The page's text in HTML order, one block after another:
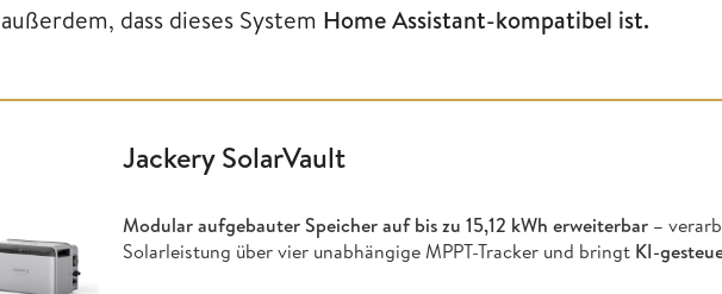
außerdem, dass dieses System Home Assistant-kompatibel ist.
Jackery SolarVault
Modular aufgebauter Speicher auf bis zu 15,12 kWh erweiterbar –
Solarleistung über vier unabhängige MPPT-Tracker und bringt KI-